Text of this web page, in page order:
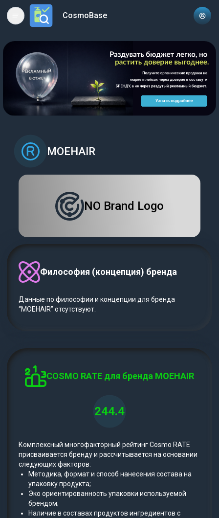
Open main menuCosmoBase
MOEHAIR
NO Brand Logo
Философия (концепция) бренда
Данные по философии и концепции для бренда
“MOEHAIR” отсутствуют.
COSMO RATE для бренда MOEHAIR
244.4
Комплексный многофакторный рейтинг Cosmo RATE
присваивается бренду и рассчитывается на основании
следующих факторов:
Методика, формат и способ нанесения состава на
упаковку продукта;
Эко ориентированность упаковки используемой
брендом;
Наличие в составах продуктов ингредиентов с